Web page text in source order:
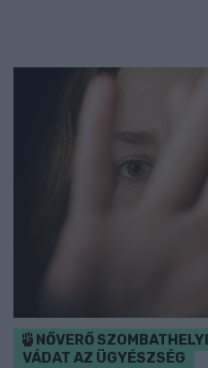
NŐVERŐ
VÁDAT AZ ÜGYÉSZSÉG